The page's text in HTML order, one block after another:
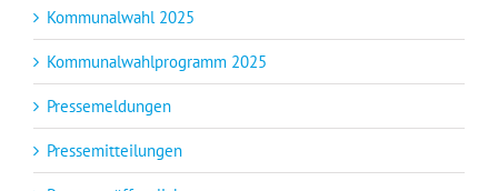
Kommunalwahl 2025
Kommunalwahlprogramm 2025
Pressemeldungen
Pressemitteilungen